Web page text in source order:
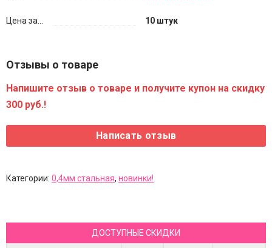
Цена за... 10 штук
Отзывы о товаре
Напишите отзыв о товаре и получите купон на скидку
300 руб.!
Категории: 0,4мм стальная, новинки!
ДОСТУПНЫЕ СКИДКИ